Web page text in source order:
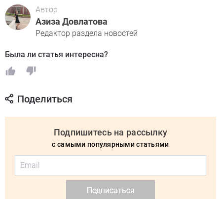
Автор
Азиза Довлатова
Редактор раздела новостей
Была ли статья интересна?
Поделиться
Подпишитесь на рассылку
с самыми популярными статьями
Подписаться